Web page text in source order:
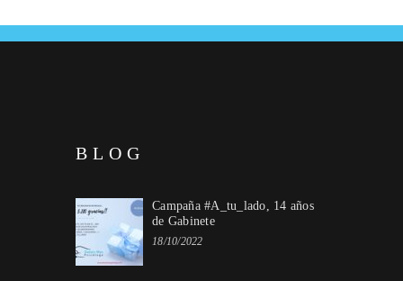
BLOG
Campaña #A_tu_lado, 14 años
de Gabinete
18/10/2022